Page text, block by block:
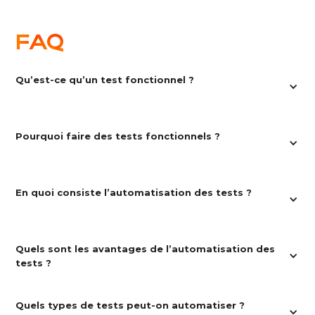
FAQ
Qu’est-ce qu’un test fonctionnel ?
d’une application respecte les spécifications et
Pourquoi faire des tests fonctionnels ?
comme prévu, éviter les bugs en production et
En quoi consiste l’automatisation des tests ?
exécuter automatiquement les tests, sans
intervention humaine, dans le but de gagner du
Quels sont les avantages de l’automatisation des
tests ?
- Exécution rapide et répétée,
Quels types de tests peut-on automatiser ?